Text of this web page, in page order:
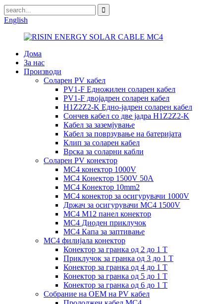
English
Дома
За нас
Производи
Соларен PV кабел
PV1-F Едножилен соларен кабел
PV1-F двојадрен соларен кабел
H1Z2Z2-K Едно-јадрен соларен кабел
Сончев кабел со две јадра H1Z2Z2-K
Кабел за заземјување
Кабел за поврзување на батеријата
Клип за соларен кабел
Врска за соларни кабли
Соларен PV конектор
MC4 конектор 1000V
MC4 Конектор 1500V 50A
MC4 Конектор 10mm2
MC4 конектор за осигурувачи 1000V
Држач за осигурувачи MC4 1500V
MC4 M12 панел конектор
MC4 Диоден приклучок
MC4 Капа за заптивање
MC4 филијала конектор
Конектор за гранка од 2 до 1 Т
Приклучок за гранка од 3 до 1 Т
Конектор за гранка од 4 до 1 Т
Конектор за гранка од 5 до 1 Т
Конектор за гранка од 6 до 1 Т
Собрание на ОЕМ на PV кабел